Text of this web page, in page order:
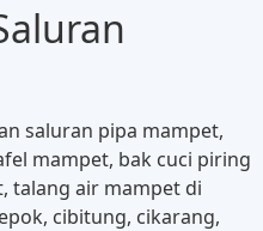
saluran pipa mampet,
mampet, bak cuci piring
talang air mampet di
cibitung, cikarang,